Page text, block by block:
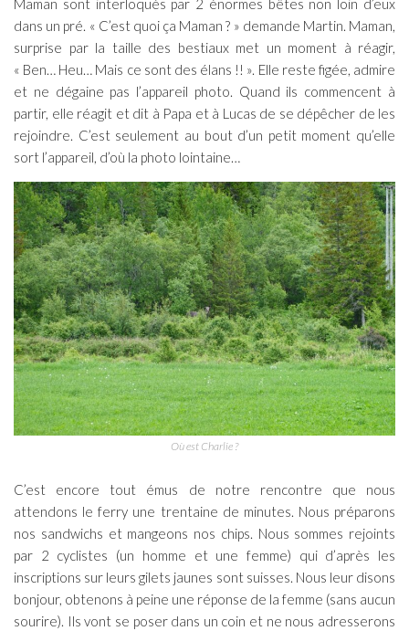
Maman sont interloqués par 2 énormes bêtes non loin d’eux
dans un pré. « C’est quoi ça Maman ? » demande Martin. Maman,
surprise par la taille des bestiaux met un moment à réagir,
« Ben… Heu… Mais ce sont des élans !! ». Elle reste figée, admire
et ne dégaine pas l’appareil photo. Quand ils commencent à
partir, elle réagit et dit à Papa et à Lucas de se dépêcher de les
rejoindre. C’est seulement au bout d’un petit moment qu’elle
sort l’appareil, d’où la photo lointaine…
Où est Charlie ?
C’est encore tout émus de notre rencontre que nous
attendons le ferry une trentaine de minutes. Nous préparons
nos sandwichs et mangeons nos chips. Nous sommes rejoints
par 2 cyclistes (un homme et une femme) qui d’après les
inscriptions sur leurs gilets jaunes sont suisses. Nous leur disons
bonjour, obtenons à peine une réponse de la femme (sans aucun
sourire). Ils vont se poser dans un coin et ne nous adresserons